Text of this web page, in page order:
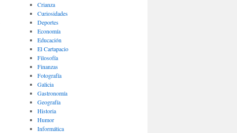
Crianza
Curiosidades
Deportes
Economía
Educación
El Cartapacio
Filosofía
Finanzas
Fotografía
Galicia
Gastronomía
Geografía
Historia
Humor
Informática